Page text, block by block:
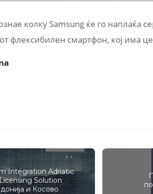
колку Samsung ќе го наплаќа
флексибилен смартфон, кој има
Integration Adriatic
Solution
и Косово